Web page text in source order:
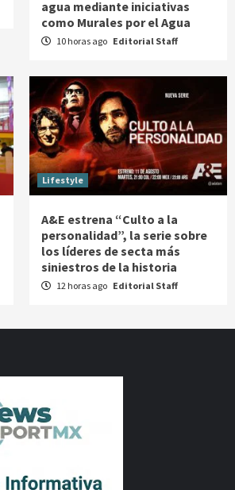
agua mediante iniciativas
como Murales por el Agua
10 horas ago Editorial Staff
Lifestyle
A&E estrena “Culto a la
personalidad”, la serie sobre
los líderes de secta más
siniestros de la historia
12 horas ago Editorial Staff